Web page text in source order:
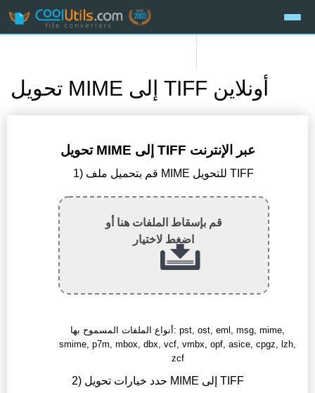
تحويل MIME إلى TIFF أونلاين
تحويل MIME إلى TIFF عبر الإنترنت
1) قم بتحميل ملف MIME للتحويل TIFF
قم بإسقاط الملفات هنا أو
اضغط لاختيار
أنواع الملفات المسموح بها: pst, ost, eml, msg, mime,
smime, p7m, mbox, dbx, vcf, vmbx, opf, asice, cpgz, lzh,
zcf
2) حدد خيارات تحويل MIME إلى TIFF